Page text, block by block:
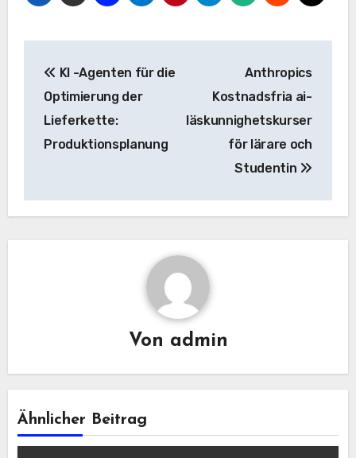
Navigation
KI -Agenten für die
Optimierung der
Lieferkette:
Produktionsplanung
Anthropics
Kostnadsfria ai-
läskunnighetskurser
för lärare och
Studentin
Von admin
Ähnlicher Beitrag